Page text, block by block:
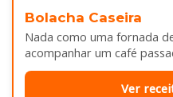
Bolacha Caseira
Nada como uma fornada
acompanhar um café
ficam levemente douradas
Ver